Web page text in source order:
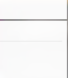
zagadnienia